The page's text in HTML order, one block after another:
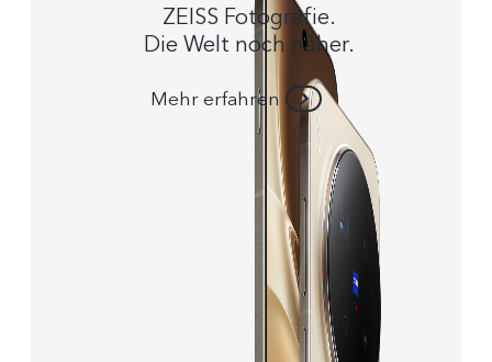
ZEISS Fotografie.
Die Welt noch näher.
Mehr erfahren